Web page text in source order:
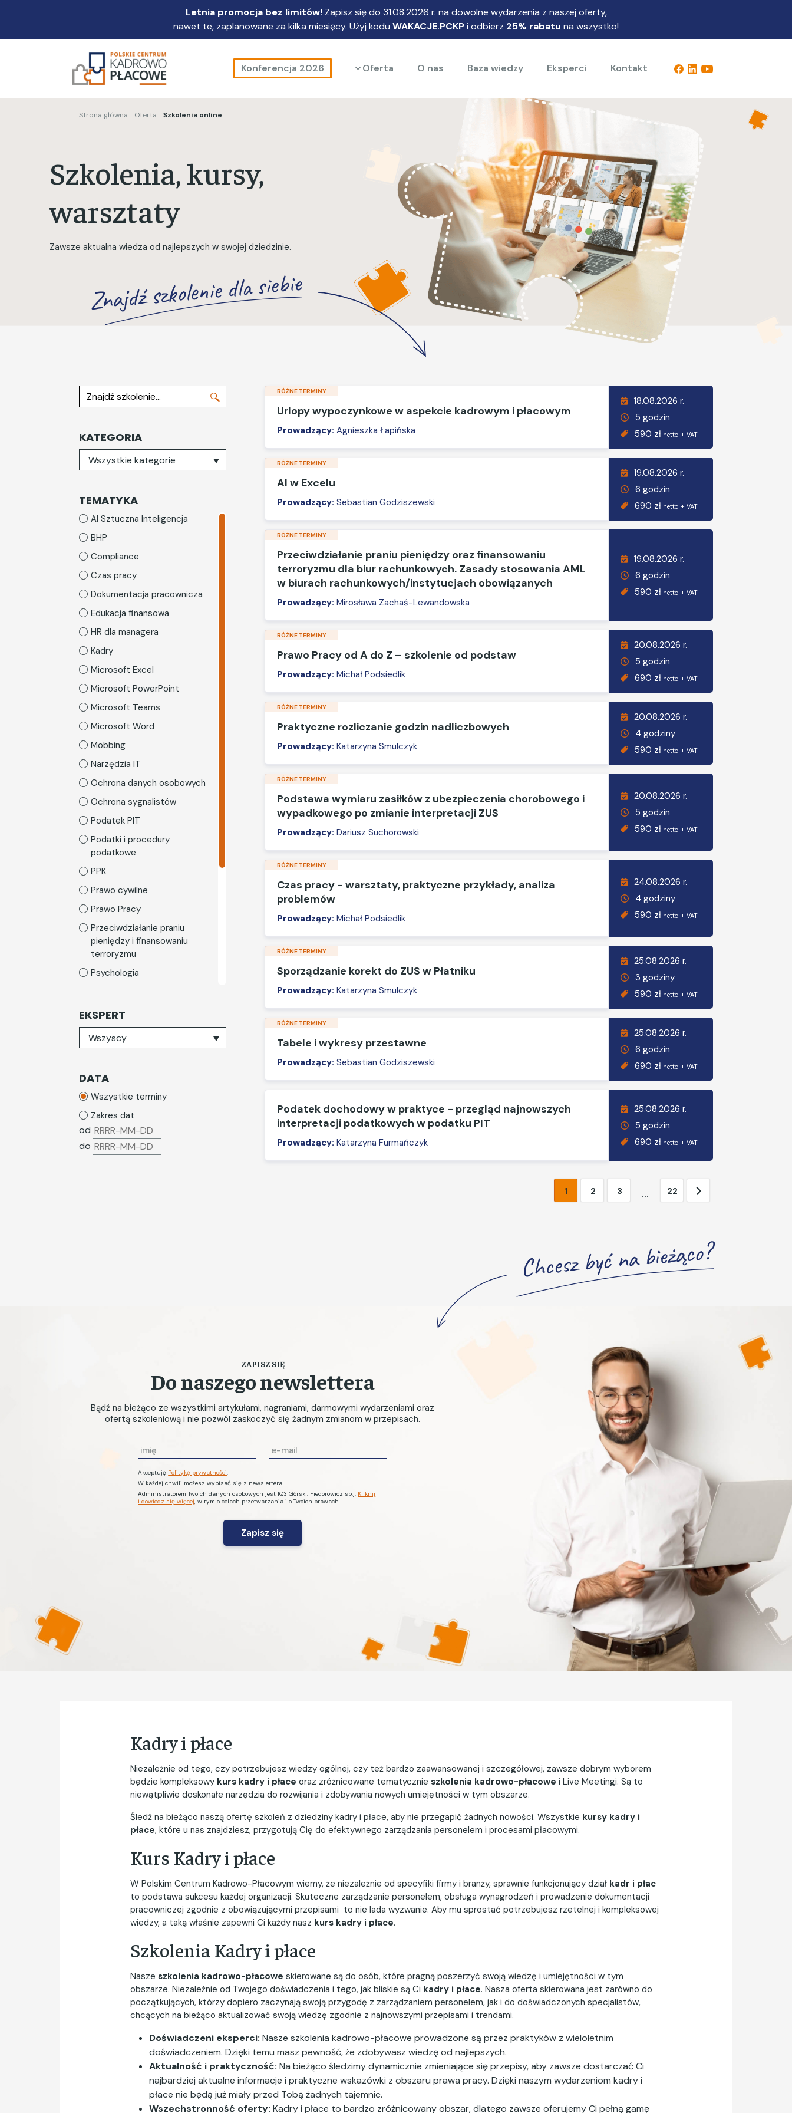
Letnia promocja bez limitów!Zapisz się do 31.08.2026 r. na dowolne wydarzenia z naszej oferty,
nawet te, zaplanowane za kilka miesięcy. Użyj kodu WAKACJE.PCKPi odbierz 25% rabatu na wszystko!
Konferencja 2026 Oferta O nas Baza wiedzy Eksperci Kontakt
Strona główna Oferta Szkolenia online
Szkolenia, kursy,
warsztaty
Zawsze aktualna wiedza od najlepszych w swojej dziedzinie.
Znajdź szkolenie dla siebie
Znajdź szkolenie
KATEGORIA
Wybierz kategorię
Wszystkie kategorie
TEMATYKA
AI Sztuczna Inteligencja
BHP
Compliance
Czas pracy
Dokumentacja pracownicza
Edukacja finansowa
HR dla managera
Kadry
Microsoft Excel
Microsoft PowerPoint
Microsoft Teams
Microsoft Word
Mobbing
Narzędzia IT
Ochrona danych osobowych
Ochrona sygnalistów
Podatek PIT
Podatki i procedury
podatkowe
PPK
Prawo cywilne
Prawo Pracy
Przeciwdziałanie praniu
pieniędzy i finansowaniu
terroryzmu
Psychologia
Skarbnica rodzica
TSL i gospodarka
magazynowa
wynagrodzeń
Zatrudnianie cudzoziemców
ZFŚS
ZUS
EKSPERT
Wybierz eksperta
Wszyscy
DATA
Wszystkie terminy
Zakres dat
od
do
RÓŻNE TERMINY
Urlopy wypoczynkowe w aspekcie kadrowym i płacowym
Prowadzący: Agnieszka Łapińska
18.08.2026 r.
5 godzin
590 zł netto + VAT
RÓŻNE TERMINY
AI w Excelu
Prowadzący: Sebastian Godziszewski
19.08.2026 r.
6 godzin
690 zł netto + VAT
RÓŻNE TERMINY
Przeciwdziałanie praniu pieniędzy oraz finansowaniu
terroryzmu dla biur rachunkowych. Zasady stosowania AML
w biurach rachunkowych/instytucjach obowiązanych
Prowadzący: Mirosława Zachaś-Lewandowska
19.08.2026 r.
6 godzin
590 zł netto + VAT
RÓŻNE TERMINY
Prawo Pracy od A do Z – szkolenie od podstaw
Prowadzący: Michał Podsiedlik
20.08.2026 r.
5 godzin
690 zł netto + VAT
RÓŻNE TERMINY
Praktyczne rozliczanie godzin nadliczbowych
Prowadzący: Katarzyna Smulczyk
20.08.2026 r.
4 godziny
590 zł netto + VAT
RÓŻNE TERMINY
Podstawa wymiaru zasiłków z ubezpieczenia chorobowego i
wypadkowego po zmianie interpretacji ZUS
Prowadzący: Dariusz Suchorowski
20.08.2026 r.
5 godzin
590 zł netto + VAT
RÓŻNE TERMINY
Czas pracy - warsztaty, praktyczne przykłady, analiza
problemów
Prowadzący: Michał Podsiedlik
24.08.2026 r.
4 godziny
590 zł netto + VAT
RÓŻNE TERMINY
Sporządzanie korekt do ZUS w Płatniku
Prowadzący: Katarzyna Smulczyk
25.08.2026 r.
3 godziny
590 zł netto + VAT
RÓŻNE TERMINY
Tabele i wykresy przestawne
Prowadzący: Sebastian Godziszewski
25.08.2026 r.
6 godzin
690 zł netto + VAT
Podatek dochodowy w praktyce - przegląd najnowszych
interpretacji podatkowych w podatku PIT
Prowadzący: Katarzyna Furmańczyk
25.08.2026 r.
5 godzin
690 zł netto + VAT
1 2 3 ... 22
Chcesz być na bieżąco?
ZAPISZ SIĘ
Do naszego newslettera
Bądź na bieżąco ze wszystkimi artykułami, nagraniami, darmowymi wydarzeniami oraz
ofertą szkoleniową i nie pozwól zaskoczyć się żadnym zmianom w przepisach.
m
i
ę
*
E
m
i
l
*
Akceptuję Politykę prywatności.
W każdej chwili możesz wypisać się z newslettera.
Administratorem Twoich danych osobowych jest IQ3 Górski, Fiedorowicz sp.j. Kliknij
i dowiedz się więcej, w tym o celach przetwarzania i o Twoich prawach.
Kadry i płace
Niezależnie od tego, czy potrzebujesz wiedzy ogólnej, czy też bardzo zaawansowanej i szczegółowej, zawsze dobrym wyborem
będzie kompleksowy kurs kadry i płace oraz zróżnicowane tematycznie szkolenia kadrowo-płacowe i Live Meetingi. Są to
niewątpliwie doskonałe narzędzia do rozwijania i zdobywania nowych umiejętności w tym obszarze.
Śledź na bieżąco naszą ofertę szkoleń z dziedziny kadry i płace, aby nie przegapić żadnych nowości. Wszystkie kursy kadry i
płace, które u nas znajdziesz, przygotują Cię do efektywnego zarządzania personelem i procesami płacowymi.
Kurs Kadry i płace
W Polskim Centrum Kadrowo-Płacowym wiemy, że niezależnie od specyfiki firmy i branży, sprawnie funkcjonujący dział kadr i płac
to podstawa sukcesu każdej organizacji. Skuteczne zarządzanie personelem, obsługa wynagrodzeń i prowadzenie dokumentacji
pracowniczej zgodnie z obowiązującymi przepisami to nie lada wyzwanie. Aby mu sprostać potrzebujesz rzetelnej i kompleksowej
wiedzy, a taką właśnie zapewni Ci każdy nasz kurs kadry i płace.
Szkolenia Kadry i płace
Nasze szkolenia kadrowo-płacowe skierowane są do osób, które pragną poszerzyć swoją wiedzę i umiejętności w tym
obszarze. Niezależnie od Twojego doświadczenia i tego, jak bliskie są Ci kadry i płace. Nasza oferta skierowana jest zarówno do
początkujących, którzy dopiero zaczynają swoją przygodę z zarządzaniem personelem, jak i do doświadczonych specjalistów,
chcących na bieżąco aktualizować swoją wiedzę zgodnie z najnowszymi przepisami i trendami.
Doświadczeni eksperci: Nasze szkolenia kadrowo-płacowe prowadzone są przez praktyków z wieloletnim
doświadczeniem. Dzięki temu masz pewność, że zdobywasz wiedzę od najlepszych.
Aktualność i praktyczność: Na bieżąco śledzimy dynamicznie zmieniające się przepisy, aby zawsze dostarczać Ci
najbardziej aktualne informacje i praktyczne wskazówki z obszaru prawa pracy. Dzięki naszym wydarzeniom kadry i
płace nie będą już miały przed Tobą żadnych tajemnic.
Wszechstronność oferty: Kadry i płace to bardzo zróżnicowany obszar, dlatego zawsze oferujemy Ci pełną gamę